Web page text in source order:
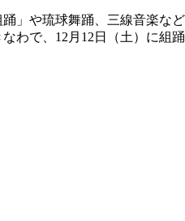
」や琉球舞踊、三線音楽など
わで、12月12日（土）に組踊